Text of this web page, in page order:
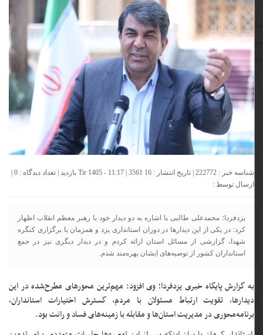
شناسه خبر : 222772 | تاریخ انتشار : 16 Tir 1405 - 11:17 | 3561 بازدید | تعداد دیدگاه : 0
|
ارسال توسط :
یزدفردا؛ محمدعلی طالبی با اشاره به دو دیدار خود با رهبر معظم انقلاب اظهار
کرد: در یکی از این دیدارها در دوران استانداری یزد و همزمان با برگزاری کنگره
شهدا، گزارشی از مسائل استان ارائه کردم و در دیدار دیگری نیز در جمع
استانداران کشور از توصیه‌های ایشان بهره‌مند شدم.
به گزارش پایگاه خبری یزدفردا؛ وی افزود: مهم‌ترین محورهای مطرح‌شده در این
دیدارها، تقویت ارتباط مسئولان با مردم، گسترش اختیارات استانداران،
برنامه‌محوری در مدیریت استان‌ها و مقابله با زمینه‌های فساد و رانت بود.